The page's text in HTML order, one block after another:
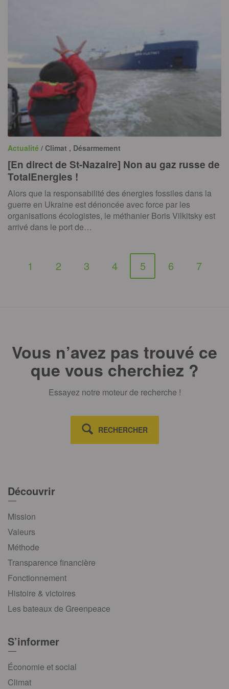
Actualité / Climat , Désarmement
[En direct de St-Nazaire] Non au gaz russe de
TotalEnergies !
Alors que la responsabilité des énergies fossiles dans la
guerre en Ukraine est dénoncée avec force par les
organisations écologistes, le méthanier Boris Vilkitsky est
arrivé dans le port de…
1 2 3 4 5 6 7
Vous n’avez pas trouvé ce
que vous cherchiez ?
Essayez notre moteur de recherche !
RECHERCHER
Découvrir
Mission
Valeurs
Méthode
Transparence financière
Fonctionnement
Histoire & victoires
Les bateaux de Greenpeace
S’informer
Économie et social
Climat